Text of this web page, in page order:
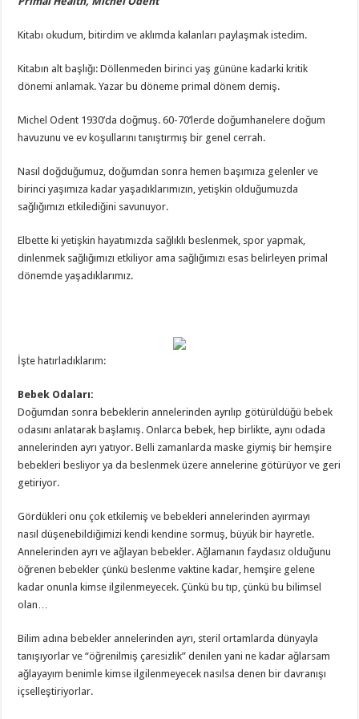
Kitabı okudum, bitirdim ve aklımda kalanları paylaşmak istedim.
Kitabın alt başlığı: Döllenmeden birinci yaş gününe kadarki kritik
dönemi anlamak. Yazar bu döneme primal dönem demiş.
Michel Odent 1930’da doğmuş. 60-70’lerde doğumhanelere doğum
havuzunu ve ev koşullarını tanıştırmış bir genel cerrah.
Nasıl doğduğumuz, doğumdan sonra hemen başımıza gelenler ve
birinci yaşımıza kadar yaşadıklarımızın, yetişkin olduğumuzda
sağlığımızı etkilediğini savunuyor.
Elbette ki yetişkin hayatımızda sağlıklı beslenmek, spor yapmak,
dinlenmek sağlığımızı etkiliyor ama sağlığımızı esas belirleyen primal
dönemde yaşadıklarımız.
İşte hatırladıklarım:
Bebek Odaları:
Doğumdan sonra bebeklerin annelerinden ayrılıp götürüldüğü bebek
odasını anlatarak başlamış. Onlarca bebek, hep birlikte, aynı odada
annelerinden ayrı yatıyor. Belli zamanlarda maske giymiş bir hemşire
bebekleri besliyor ya da beslenmek üzere annelerine götürüyor ve geri
getiriyor.
Gördükleri onu çok etkilemiş ve bebekleri annelerinden ayırmayı
nasıl düşenebildiğimizi kendi kendine sormuş, büyük bir hayretle.
Annelerinden ayrı ve ağlayan bebekler. Ağlamanın faydasız olduğunu
öğrenen bebekler çünkü beslenme vaktine kadar, hemşire gelene
kadar onunla kimse ilgilenmeyecek. Çünkü bu tıp, çünkü bu bilimsel
olan…
Bilim adına bebekler annelerinden ayrı, steril ortamlarda dünyayla
tanışıyorlar ve “öğrenilmiş çaresizlik” denilen yani ne kadar ağlarsam
ağlayayım benimle kimse ilgilenmeyecek nasılsa denen bir davranışı
içselleştiriyorlar.